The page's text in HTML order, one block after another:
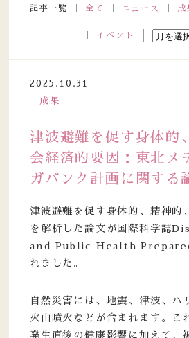
記事一覧 全て ニュース 成
イベント
2025.10.31
成果
津波避難を促す身体的
会経済的要因：東北メ
ガバンク計画に関する
津波避難を促す身体的、精神的
を解析した論文が国際科学誌
and Public Health
れました。
自然災害には、地震、津波、ハ
火山噴火などが含まれます。こ
発生直後の健康影響に加えて、